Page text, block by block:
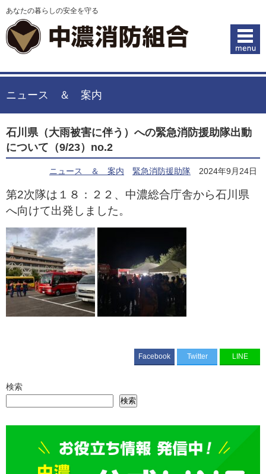
あなたの暮らしの安全を守る
ニュース ＆ 案内
石川県（大雨被害に伴う）への緊急消防援助隊出動
について（9/23）no.2
ニュース ＆ 案内 緊急消防援助隊 2024年9月24日
第2次隊は１８：２２、中濃総合庁舎から石川県
へ向けて出発しました。
Facebook Twitter LINE
検索
検索